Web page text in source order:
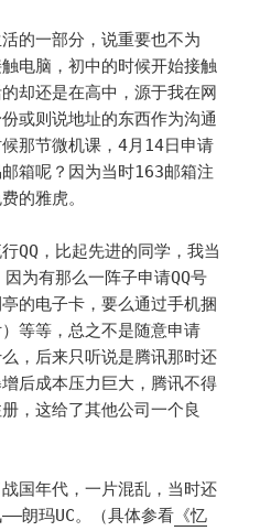
的一部分，说重要也不为
电脑，初中的时候开始接触
却还是在高中，源于我在网
或则说地址的东西作为沟通
那节微机课，4月14日申请
箱呢？因为当时163邮箱注
的雅虎。
QQ，比起先进的同学，我当
为有那么一阵子申请QQ号
的电子卡，要么通过手机捆
等等，总之不是随意申请
，后来只听说是腾讯那时还
后成本压力巨大，腾讯不得
，这给了其他公司一个良
国年代，一片混乱，当时还
朗玛UC。（具体参看 《忆